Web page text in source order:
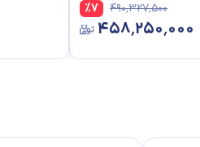
۴۹۰٬۳۲۷٬۵۰۰ %7
۴۵۸٬۲۵۰٬۰۰۰